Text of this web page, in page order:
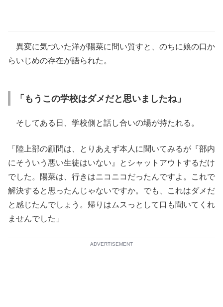
異変に気づいた洋が陽菜に問い質すと、のちに娘の口か
らいじめの存在が語られた。
「もうこの学校はダメだと思いましたね」
そしてある日、学校側と話し合いの場が持たれる。
「陸上部の顧問は、とりあえず本人に聞いてみるが『部内
にそういう悪い生徒はいない』とシャットアウトするだけ
でした。陽菜は、行きはニコニコだったんですよ。これで
解決すると思ったんじゃないですか。でも、これはダメだ
と感じたんでしょう。帰りはムスっとして口も聞いてくれ
ませんでした」
ADVERTISEMENT